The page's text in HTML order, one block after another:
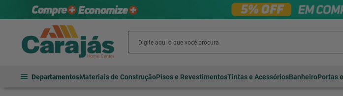
DepartamentosMateriais de ConstruçãoPisos e RevestimentosTintas e AcessóriosBanheiroPortas